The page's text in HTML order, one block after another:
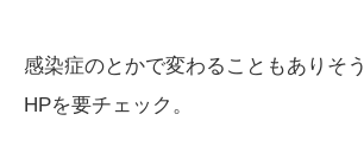
感染症のとかで変わることもありそ
HPを要チェック。